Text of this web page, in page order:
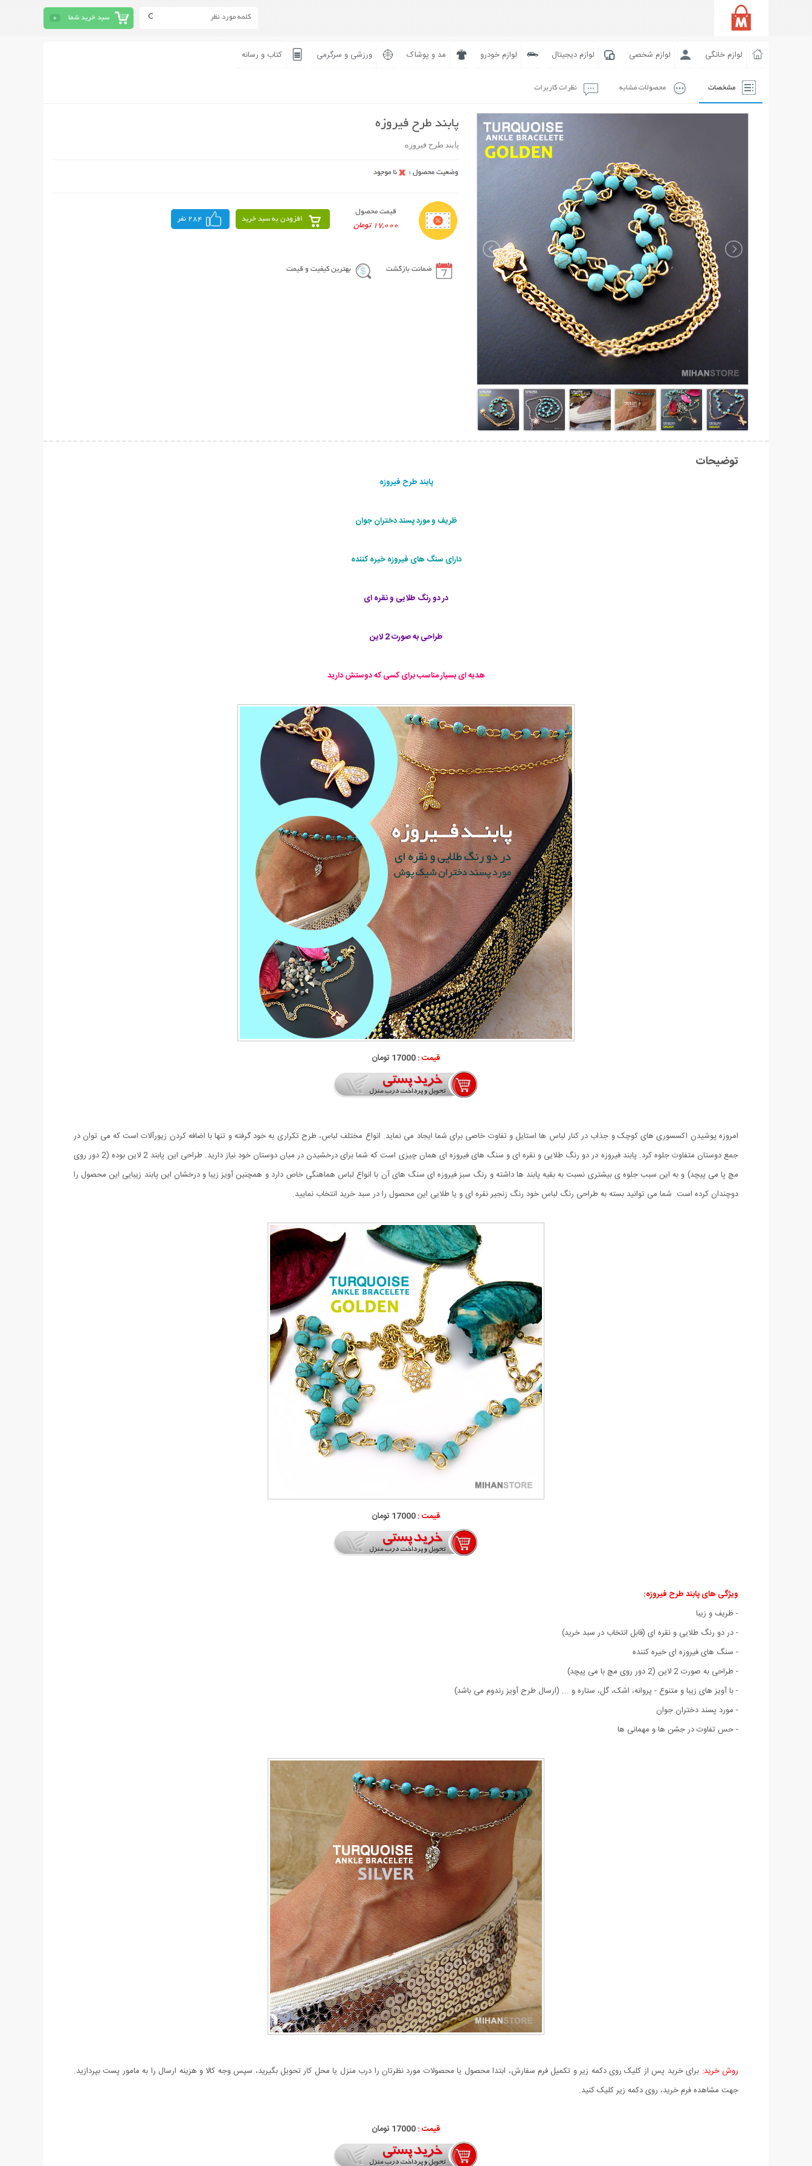
سبد خرید شما 0
لوازم خانگی لوازم شخصی لوازم دیجیتال لوازم خودرو مد و پوشاک ورزشی و سرگرمی کتاب و رسانه
مشخصات محصولات مشابه نظرات کاربرات
پابند طرح فیروزه
پابند طرح فیروزه
قیمت محصول
17,000 تومان
افزودن به سبد خرید 284 نفر
ضمانت بازگشت بهترین کیفیت و قیمت
توضیحات
پابند طرح فیروزه
ظریف و مورد پسند دختران جوان
دارای سنگ های فیروزه خیره کننده
در دو رنگ طلایی و نقره ای
طراحی به صورت 2 لاین
هدیه ای بسیار مناسب برای کسی که دوستش دارید
قیمت :17000 تومان
امروزه پوشیدن اکسسوری های کوچک و جذاب در کنار لباس ها استایل و تفاوت خاصی برای شما ایجاد می نماید. انواع مختلف لباس، طرح تکراری به خود گرفته و تنها با اضافه کردن زیورآلات است که می توان در
جمع دوستان متفاوت جلوه کرد. پابند فیروزه در دو رنگ طلایی و نقره ای و سنگ های فیروزه ای همان چیزی است که شما برای درخشیدن در میان دوستان خود نیاز دارید. طراحی این پابند 2 لاین بوده (2 دور روی
مچ پا می پیچد) و به این سبب جلوه ی بیشتری نسبت به بقیه پابند ها داشته و رنگ سبز فیروزه ای سنگ های آن با انواع لباس هماهنگی خاص دارد و همچنین آویز زیبا و درخشان این پابند زیبایی این محصول را
دوچندان کرده است. شما می توانید بسته به طراحی رنگ لباس خود رنگ زنجیر نقره ای و یا طلایی این محصول را در سبد خرید انتخاب نمایید.
قیمت :17000 تومان
ویژگی های پابند طرح فیروزه:
- ظریف و زیبا
- در دو رنگ طلایی و نقره ای (قابل انتخاب در سبد خرید)
- سنگ های فیروزه ای خیره کننده
- طراحی به صورت 2 لاین (2 دور روی مچ با می پیچد)
- با آویز های زیبا و متنوع - پروانه، اشک، گل، ستاره و ... (ارسال طرح آویز رندوم می باشد)
- مورد پسند دختران جوان
- حس تفاوت در جشن ها و مهمانی ها
روش خرید: برای خرید پس از کلیک روی دکمه زیر و تکمیل فرم سفارش، ابتدا محصول یا محصولات مورد نظرتان را درب منزل یا محل کار تحویل بگیرید، سپس وجه کالا و هزینه ارسال را به مامور پست بپردازید.
جهت مشاهده فرم خرید، روی دکمه زیر کلیک کنید.
قیمت :17000 تومان